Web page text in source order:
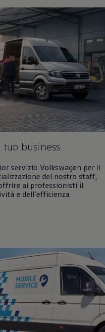
business
servizio Volkswagen per il
del nostro staff,
ai professionisti il
e dell’efficienza.